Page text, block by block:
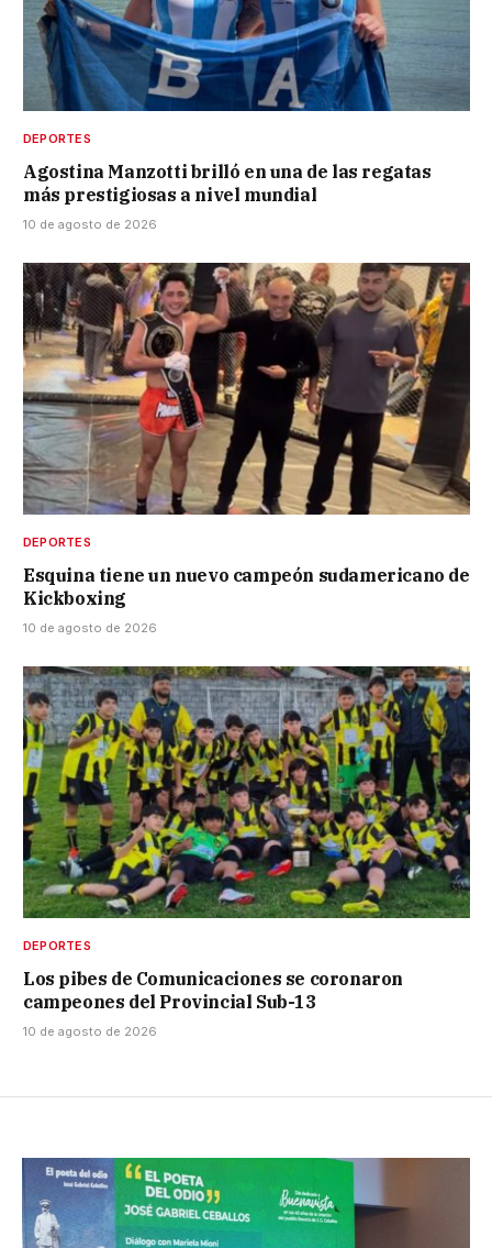
DEPORTES
Agostina Manzotti brilló en una de las regatas
más prestigiosas a nivel mundial
10 de agosto de 2026
DEPORTES
Esquina tiene un nuevo campeón sudamericano de
Kickboxing
10 de agosto de 2026
DEPORTES
Los pibes de Comunicaciones se coronaron
campeones del Provincial Sub-13
10 de agosto de 2026